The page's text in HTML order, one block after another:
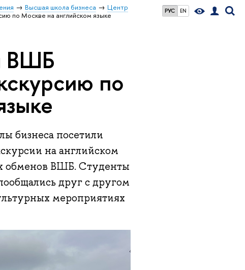
РУС EN
Высшая школа бизнеса
Центр
по Москве на английском языке
ВШБ
по
бизнеса посетили
на английском
обменов ВШБ. Студенты
друг с другом
мероприятиях